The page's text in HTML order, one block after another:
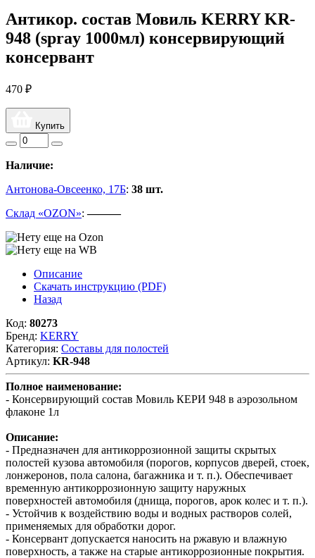
Антикор. состав Мовиль KERRY KR-
948 (spray 1000мл) консервирующий
консервант
470 ₽
Купить
Наличие:
Антонова-Овсеенко, 17Б: 38 шт.
Склад «OZON»:———
Описание
Скачать инструкцию (PDF)
Назад
Код: 80273
Бренд: KERRY
Категория: Составы для полостей
Артикул: KR-948
Полное наименование:
- Консервирующий состав Мовиль КЕРИ 948 в аэрозольном
флаконе 1л
Описание:
- Предназначен для антикоррозионной защиты скрытых
полостей кузова автомобиля (порогов, корпусов дверей, стоек,
лонжеронов, пола салона, багажника и т. п.). Обеспечивает
временную антикоррозионную защиту наружных
поверхностей автомобиля (днища, порогов, арок колес и т. п.).
- Устойчив к воздействию воды и водных растворов солей,
применяемых для обработки дорог.
- Консервант допускается наносить на ржавую и влажную
поверхность, а также на старые антикоррозионные покрытия.